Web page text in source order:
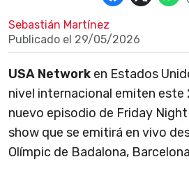
Sebastián Martínez
Publicado el 29/05/2026
USA Network en Estados
nivel internacional emiten este
nuevo episodio de Friday
show que se emitirá en vivo
Olímpic de Badalona,